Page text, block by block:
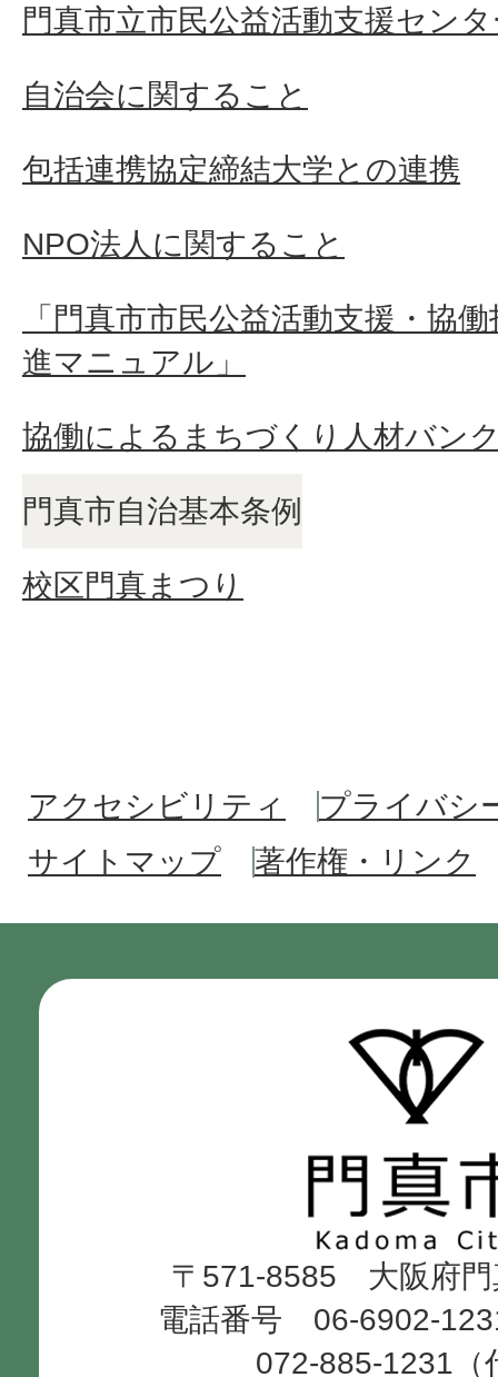
門真市立市民公益活動支援セン
自治会に関すること
包括連携協定締結大学との連携
NPO法人に関すること
「門真市市民公益活動支援・協
進マニュアル」
協働によるまちづくり人材バン
門真市自治基本条例
校区門真まつり
アクセシビリティ
プライバシ
サイトマップ
著作権・リンク
市
Kadoma
City
〒571-8585 大阪府門
電話番号 06-6902-
072-885-1231（